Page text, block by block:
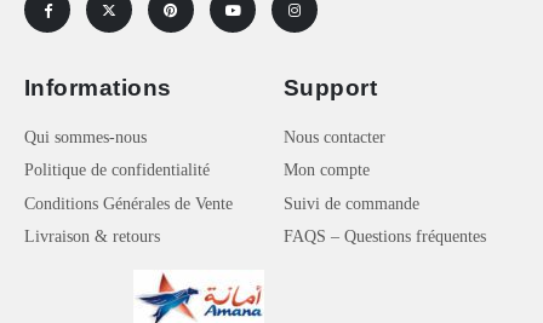
Informations
Qui sommes-nous
Politique de confidentialité
Conditions Générales de Vente
Livraison & retours
Support
Nous contacter
Mon compte
Suivi de commande
FAQS – Questions fréquentes